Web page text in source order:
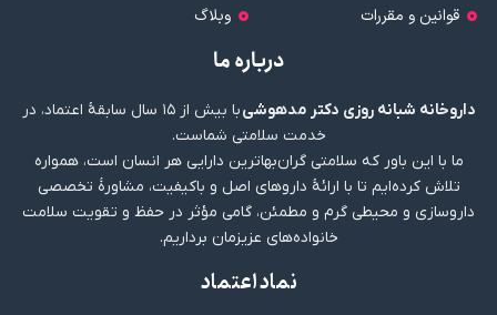
قوانین و مقررات
وبلاگ
درباره ما
داروخانه شبانه روزی دکتر مدهوشی
با بیش از ۱۵ سال سابقهٔ اعتماد، در
خدمت سلامتی شماست.
ما با این باور که سلامتی گران‌بهاترین دارایی هر انسان است، همواره
تلاش کرده‌ایم تا با ارائهٔ داروهای اصل و باکیفیت، مشاورهٔ تخصصی
داروسازی و محیطی گرم و مطمئن، گامی مؤثر در حفظ و تقویت سلامت
خانواده‌های عزیزمان برداریم.
نماد اعتماد